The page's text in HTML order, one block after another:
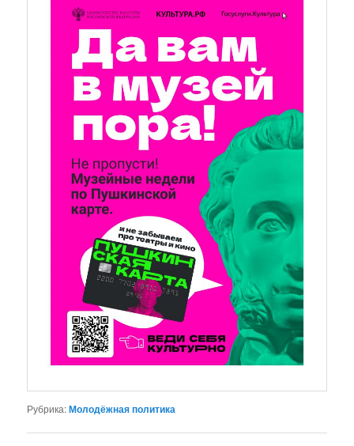
Рубрика:Молодёжная политика